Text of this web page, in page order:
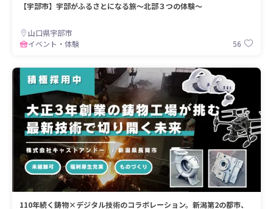
【宇部市】宇部がふるさとになる旅〜北部３つの体験〜
山口県宇部市
イベント・体験
56
110年続く鋳物×デジタル技術のコラボレーション。新潟第2の都市、